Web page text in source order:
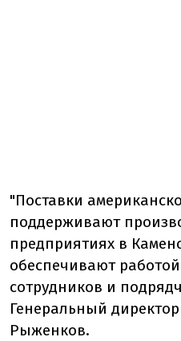
"Поставки
поддерживают
предприятиях в
обеспечивают
сотрудников и
Генеральный
Рыженков.